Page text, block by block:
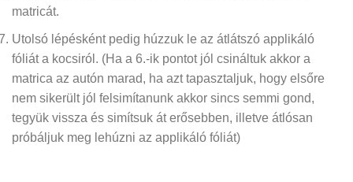
matricát.
Utolsó lépésként pedig húzzuk le az átlátszó applikáló
fóliát a kocsiról. (Ha a 6.-ik pontot jól csináltuk akkor a
matrica az autón marad, ha azt tapasztaljuk, hogy elsőre
nem sikerült jól felsimítanunk akkor sincs semmi gond,
tegyük vissza és simítsuk át erősebben, illetve átlósan
próbáljuk meg lehúzni az applikáló fóliát)